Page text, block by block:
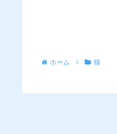
ホーム 猫